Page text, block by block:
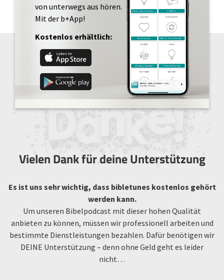
von unterwegs aus hören.
Mit der b+App!
Kostenlos erhältlich:
Vielen Dank für deine Unterstützung
Es ist uns sehr wichtig, dass bibletunes kostenlos gehört
werden kann.
Um unseren Bibelpodcast mit dieser hohen Qualität
anbieten zu können, müssen wir professionell arbeiten und
bestimmte Dienstleistungen bezahlen. Dafür benötigen wir
DEINE Unterstützung – denn ohne Geld geht es leider
nicht…